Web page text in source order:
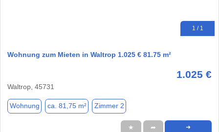
1 / 1
Wohnung zum Mieten in Waltrop 1.025 € 81.75 m²
1.025 €
Waltrop, 45731
Wohnung ca. 81,75 m² Zimmer 2
★ ➦ ➜